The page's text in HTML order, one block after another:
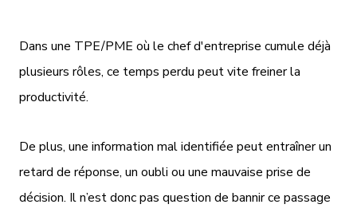
Dans une TPE/PME où le chef d'entreprise cumule déjà
plusieurs rôles, ce temps perdu peut vite freiner la
productivité.
De plus, une information mal identifiée peut entraîner un
retard de réponse, un oubli ou une mauvaise prise de
décision. Il n’est donc pas question de bannir ce passage